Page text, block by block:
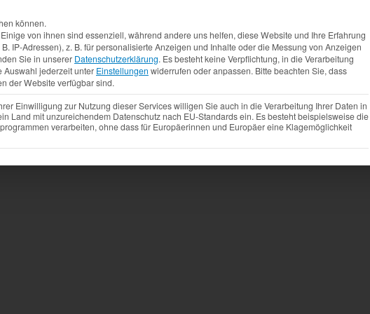
Aktuelles
können.
von ihnen sind essenziell, während andere uns helfen, diese Website und Ihre Erfahrung
IP-Adressen), z. B. für personalisierte Anzeigen und Inhalte oder die Messung von Anzeigen
Sie in unserer Datenschutzerklärung. Es besteht keine Verpflichtung, in die Verarbeitung
Auswahl jederzeit unter Einstellungen widerrufen oder anpassen. Bitte beachten Sie, dass
der Website verfügbar sind.
Einwilligung zur Nutzung dieser Services willigen Sie auch in die Verarbeitung Ihrer Daten in
Land mit unzureichendem Datenschutz nach EU-Standards ein. Es besteht beispielsweise die
verarbeiten, ohne dass für Europäerinnen und Europäer eine Klagemöglichkeit